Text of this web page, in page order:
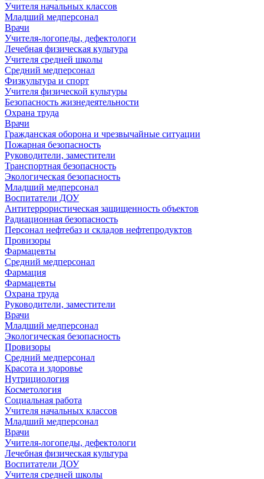
Учителя начальных классов
Младший медперсонал
Врачи
Учителя-логопеды, дефектологи
Лечебная физическая культура
Учителя средней школы
Средний медперсонал
Физкультура и спорт
Учителя физической культуры
Безопасность жизнедеятельности
Охрана труда
Врачи
Гражданская оборона и чрезвычайные ситуации
Пожарная безопасность
Руководители, заместители
Транспортная безопасность
Экологическая безопасность
Младший медперсонал
Воспитатели ДОУ
Антитеррористическая защищенность объектов
Радиационная безопасность
Персонал нефтебаз и складов нефтепродуктов
Провизоры
Фармацевты
Средний медперсонал
Фармация
Фармацевты
Охрана труда
Руководители, заместители
Врачи
Младший медперсонал
Экологическая безопасность
Провизоры
Средний медперсонал
Красота и здоровье
Нутрициология
Косметология
Социальная работа
Учителя начальных классов
Младший медперсонал
Врачи
Учителя-логопеды, дефектологи
Лечебная физическая культура
Воспитатели ДОУ
Учителя средней школы